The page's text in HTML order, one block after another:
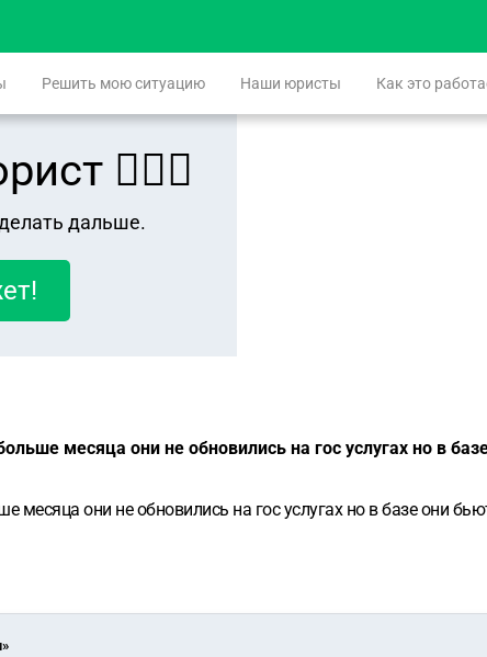
Решить мою ситуацию Наши юристы Как это
👨🏻‍⚖️
дальше.
месяца они не обновились на гос услугах но в
они не обновились на гос услугах но в базе они